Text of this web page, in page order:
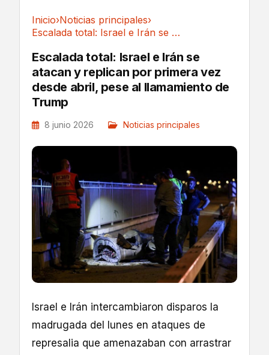
Inicio›Noticias principales›
Escalada total: Israel e Irán se atacan y...
Escalada total: Israel e Irán se
atacan y replican por primera vez
desde abril, pese al llamamiento de
Trump
8 junio 2026 Noticias principales
Israel e Irán intercambiaron disparos la
madrugada del lunes en ataques de
represalia que amenazaban con arrastrar